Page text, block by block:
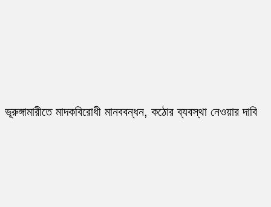
ভূরুঙ্গামারীতে মাদকবিরোধী মানববন্ধন, কঠোর ব্যবস্থা নেওয়ার দাবি